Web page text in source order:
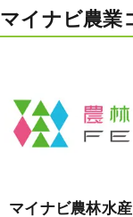
マイナビ農業
マイナビ農林水